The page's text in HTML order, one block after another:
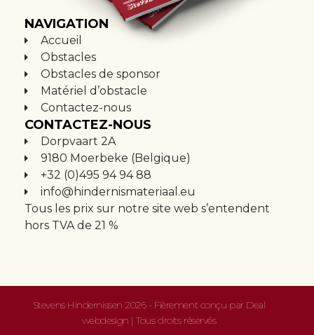
NAVIGATION
Accueil
Obstacles
Obstacles de sponsor
Matériel d’obstacle
Contactez-nous
CONTACTEZ-NOUS
Dorpvaart 2A
9180 Moerbeke (Belgique)
+32 (0)495 94 94 88
info@hindernismateriaal.eu
Tous les prix sur notre site web s’entendent
hors TVA de 21 %
Stevens Hindernissen 2026 - Fièrement conçu par Deal
webdesign | Tous droits réservés